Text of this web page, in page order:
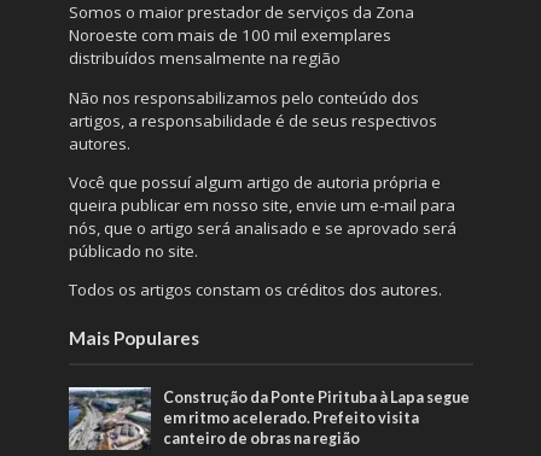
Somos o maior prestador de serviços da Zona
Noroeste com mais de 100 mil exemplares
distribuídos mensalmente na região
Não nos responsabilizamos pelo conteúdo dos
artigos, a responsabilidade é de seus respectivos
autores.
Você que possuí algum artigo de autoria própria e
queira publicar em nosso site, envie um e-mail para
nós, que o artigo será analisado e se aprovado será
públicado no site.
Todos os artigos constam os créditos dos autores.
Mais Populares
Construção da Ponte Pirituba à Lapa segue
em ritmo acelerado. Prefeito visita
canteiro de obras na região